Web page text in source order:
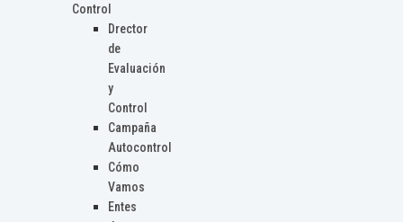
Control
Drector
de
Evaluación
y
Control
Campaña
Autocontrol
Cómo
Vamos
Entes